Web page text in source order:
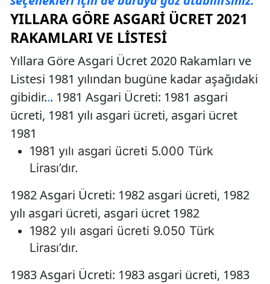
YILLARA GÖRE ASGARI ÜCRET 2021
RAKAMLARI VE LISTESI
Yıllara Göre Asgari Ücret 2020 Rakamları ve
Listesi 1981 yılından bugüne kadar aşağıdaki
gibidir... 1981 Asgari Ücreti: 1981 asgari
ücreti, 1981 yılı asgari ücreti, asgari ücret
1981
1981 yılı asgari ücreti 5.000 Türk
Lirası’dır.
1982 Asgari Ücreti: 1982 asgari ücreti, 1982
yılı asgari ücreti, asgari ücret 1982
1982 yılı asgari ücreti 9.050 Türk
Lirası’dır.
1983 Asgari Ücreti: 1983 asgari ücreti, 1983